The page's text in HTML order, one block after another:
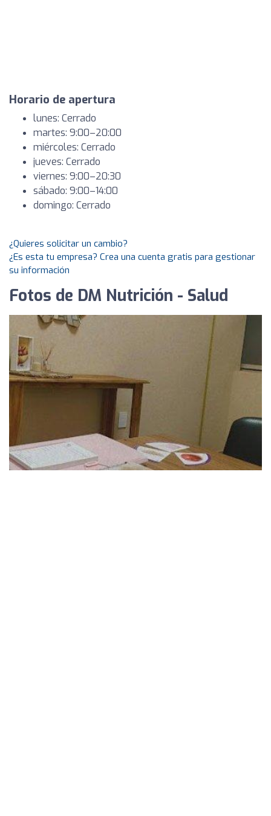
Horario de apertura
lunes: Cerrado
martes: 9:00–20:00
miércoles: Cerrado
jueves: Cerrado
viernes: 9:00–20:30
sábado: 9:00–14:00
domingo: Cerrado
¿Quieres solicitar un cambio?
¿Es esta tu empresa? Crea una cuenta gratis para gestionar
su información
Fotos de DM Nutrición - Salud